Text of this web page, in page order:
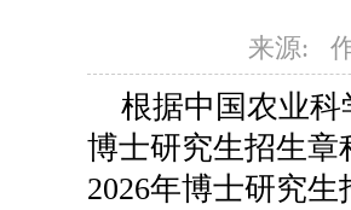
来源:
根据中国农业科
博士研究生招生章
2026年博士研究